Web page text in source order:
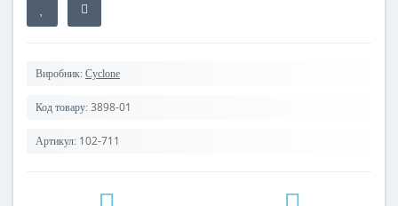
Виробник: Cyclone
Код товару: 3898-01
Артикул: 102-711